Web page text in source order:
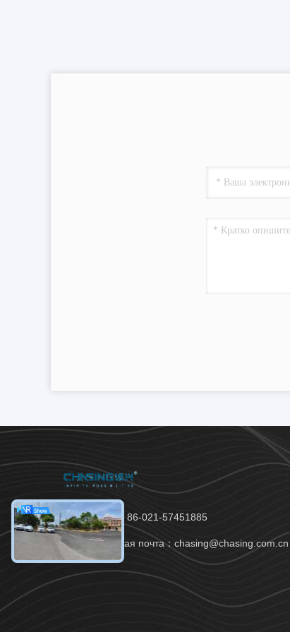
Телефон：86-021-57451885
Электронная почта：chasing@chasing.com.cn